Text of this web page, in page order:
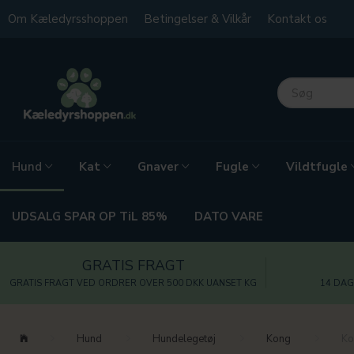
Om Kæledyrsshoppen Betingelser & Vilkår Kontakt os
Hund Kat Gnaver Fugle Vildtfugle
UDSALG SPAR OP TiL 85% DATO VARE
GRATIS FRAGT
GRATIS FRAGT VED ORDRER OVER 500 DKK UANSET KG 14
Hund Hundelegetøj Kong